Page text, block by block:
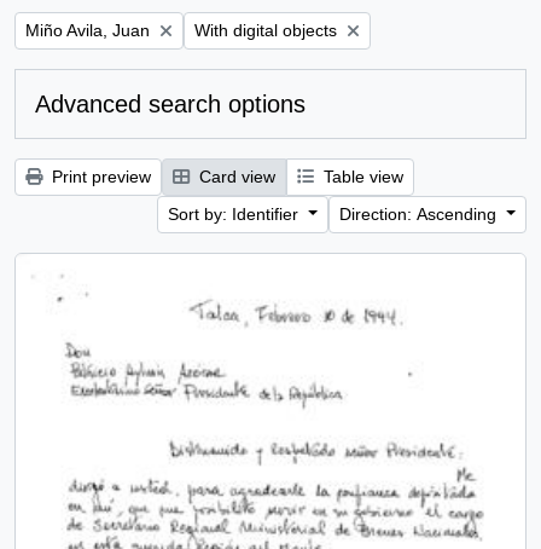
Remove filter:
Miño Avila, Juan Remove filter:
With digital objects
Advanced search options
Print preview Card view
Table view
Sort by: Identifier
Direction: Ascending